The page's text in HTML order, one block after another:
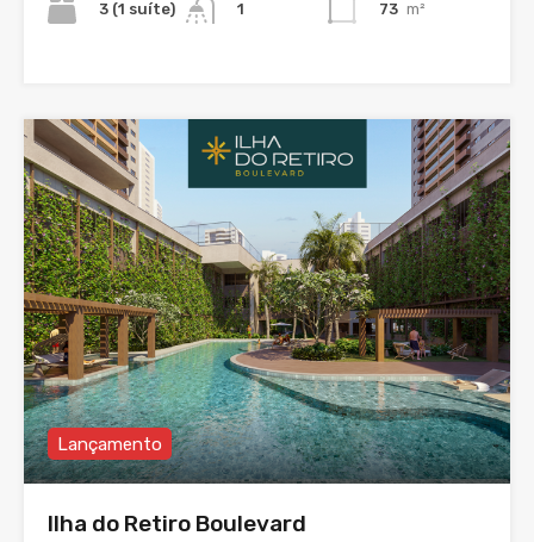
3 (1 suíte)
1
73 m²
Lançamento
Ilha do Retiro Boulevard